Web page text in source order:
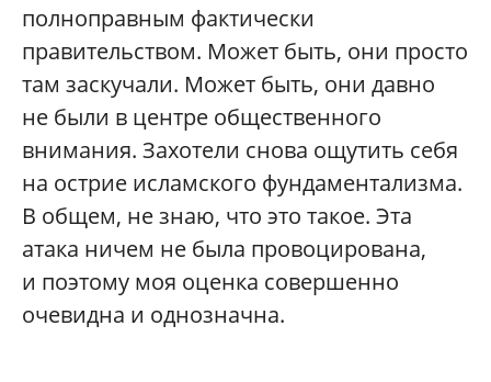
полноправным фактически
правительством. Может быть, они просто
там заскучали. Может быть, они давно
не были в центре общественного
внимания. Захотели снова ощутить себя
на острие исламского фундаментализма.
В общем, не знаю, что это такое. Эта
атака ничем не была провоцирована,
и поэтому моя оценка совершенно
очевидна и однозначна.